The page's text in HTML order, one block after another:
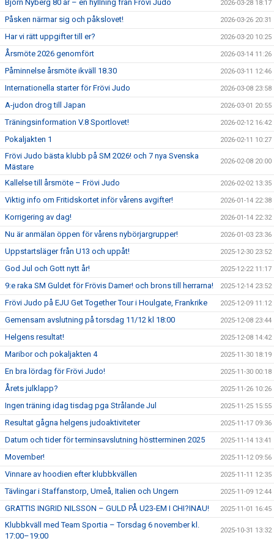
Björn Nyberg 80 år – en hyllning från Frövi Judo 2026-03-28 18:17
Påsken närmar sig och påkslovet! 2026-03-26 20:31
Har vi rätt uppgifter till er? 2026-03-20 10:25
Årsmöte 2026 genomfört 2026-03-14 11:26
Påminnelse årsmöte ikväll 18.30 2026-03-11 12:46
Internationella starter för Frövi Judo 2026-03-08 23:58
A-judon drog till Japan 2026-03-01 20:55
Träningsinformation V.8 Sportlovet! 2026-02-12 16:42
Pokaljakten 1 2026-02-11 10:27
Frövi Judo bästa klubb på SM 2026! och 7 nya Svenska
Mästare
2026-02-08 20:00
Kallelse till årsmöte – Frövi Judo 2026-02-02 13:35
Viktig info om Fritidskortet inför vårens avgifter! 2026-01-14 22:38
Korrigering av dag! 2026-01-14 22:32
Nu är anmälan öppen för vårens nybörjargrupper! 2026-01-03 23:36
Uppstartsläger från U13 och uppåt! 2025-12-30 23:52
God Jul och Gott nytt år! 2025-12-22 11:17
9:e raka SM Guldet för Frövis Damer! och brons till herrarna! 2025-12-14 23:52
Frövi Judo på EJU Get Together Tour i Houlgate, Frankrike 2025-12-09 11:12
Gemensam avslutning på torsdag 11/12 kl 18:00 2025-12-08 23:44
Helgens resultat! 2025-12-08 14:42
Maribor och pokaljakten 4 2025-11-30 18:19
En bra lördag för Frövi Judo! 2025-11-30 00:18
Årets julklapp? 2025-11-26 10:26
Ingen träning idag tisdag pga Strålande Jul 2025-11-25 15:55
Resultat gågna helgens judoaktiviteter 2025-11-17 09:36
Datum och tider för terminsavslutning höstterminen 2025 2025-11-14 13:41
Movember! 2025-11-12 09:56
Vinnare av hoodien efter klubbkvällen 2025-11-11 12:35
Tävlingar i Staffanstorp, Umeå, Italien och Ungern 2025-11-09 12:44
GRATTIS INGRID NILSSON – GULD PÅ U23-EM I CHI?INAU! 2025-11-01 16:45
Klubbkväll med Team Sportia – Torsdag 6 november kl.
17:00–19:00
2025-10-31 13:32